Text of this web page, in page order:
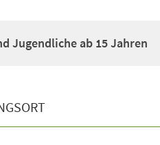
Jugendliche ab 15 Jahren